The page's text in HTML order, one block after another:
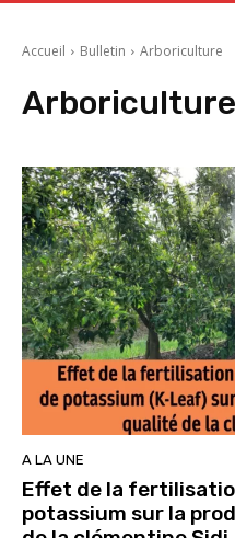
Accueil Bulletin Arboriculture
Arboriculture
A LA UNE
Effet de la
potassium sur la